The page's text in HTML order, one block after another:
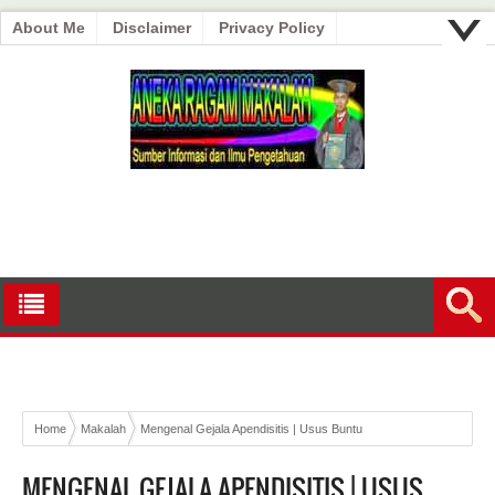
About Me Disclaimer Privacy Policy
Home Makalah Mengenal Gejala Apendisitis | Usus Buntu